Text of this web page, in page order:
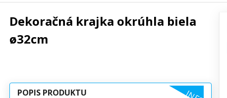
Dekoračná krajka okrúhla biela
ø32cm
POPIS PRODUKTU